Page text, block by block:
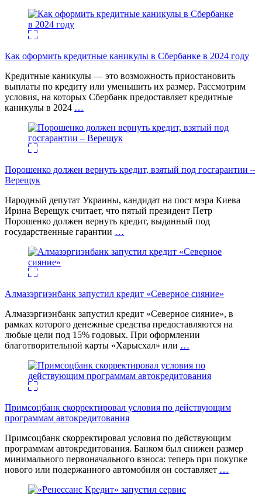
Как оформить кредитные каникулы в Сбербанке в 2024 году
Кредитные каникулы — это возможность приостановить
выплаты по кредиту или уменьшить их размер. Рассмотрим
условия, на которых Сбербанк предоставляет кредитные
каникулы в 2024 …
Порошенко должен вернуть кредит, взятый под госгарантии –
Верещук
Народный депутат Украины, кандидат на пост мэра Киева
Ирина Верещук считает, что пятый президент Петр
Порошенко должен вернуть кредит, выданный под
государственные гарантии …
Алмазэргиэнбанк запустил кредит «Северное сияние»
Алмазэргиэнбанк запустил кредит «Северное сияние», в
рамках которого денежные средства предоставляются на
любые цели под 15% годовых. При оформлении
благотворительной карты «Харысхал» или …
Примсоцбанк скорректировал условия по действующим
программам автокредитования
Примсоцбанк скорректировал условия по действующим
программам автокредитования. Банком был снижен размер
минимального первоначального взноса: теперь при покупке
нового или подержанного автомобиля он составляет …